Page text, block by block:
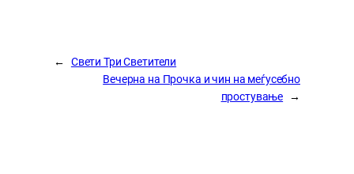
←
Свети Три Светители
Вечерна на Прочка и чин на меѓусебно
простување
→